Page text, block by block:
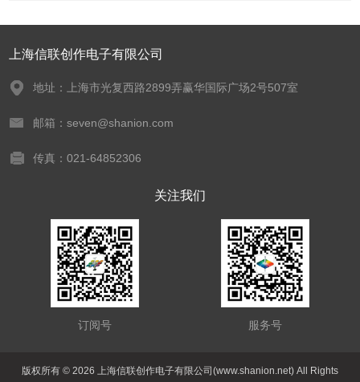
上海信联创作电子有限公司
地址：上海市光复西路2899弄赢华国际广场2号507室
邮箱：seven@shanion.com
传真：021-64852306
关注我们
订阅号 服务号
版权所有 © 2026 上海信联创作电子有限公司(www.shanion.net) All Rights